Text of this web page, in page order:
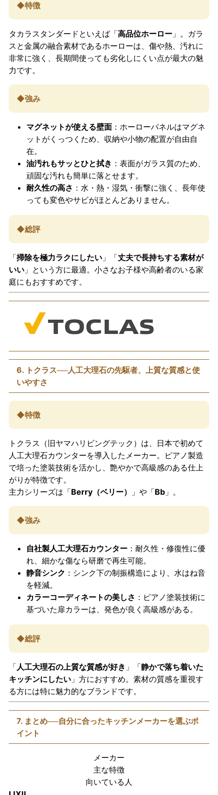
◆特徴
タカラスタンダードといえば「高品位ホーロー」。ガラ
スと金属の融合素材であるホーローは、傷や熱、汚れに
非常に強く、長期間使っても劣化しにくい点が最大の魅
力です。
◆強み
マグネットが使える壁面：ホーローパネルはマグネ
ットがくっつくため、収納や小物の配置が自由自
在。
油汚れもサッとひと拭き ：表面がガラス質のため、
頑固な汚れも簡単に落とせます。
耐久性の高さ ：水・熱・湿気・衝撃に強く、長年使
っても変色やサビがほとんどありません。
◆総評
「掃除を極力ラクにしたい」「丈夫で長持ちする素材が
いい」という方に最適。小さなお子様や高齢者のいる家
庭にもおすすめです。
6. トクラス──人工大理石の先駆者、上質な質感と使
いやすさ
◆特徴
トクラス（旧ヤマハリビングテック）は、日本で初めて
人工大理石カウンターを導入したメーカー。ピアノ製造
で培った塗装技術を活かし、艶やかで高級感のある仕上
がりが特徴です。
主力シリーズは「Berry（ベリー） 」や「Bb」。
◆強み
自社製人工大理石カウンター：耐久性・修復性に優
れ、細かな傷なら研磨で再生可能。
静音シンク ：シンク下の制振構造により、水はね音
を軽減。
カラーコーディネートの美しさ ：ピアノ塗装技術に
基づいた扉カラーは、発色が良く高級感がある。
◆総評
「 人工大理石の上質な質感が好き 」「静かで落ち着いた
キッチンにしたい」方におすすめ。素材の質感を重視す
る方には特に魅力的なブランドです。
7. まとめ──自分に合ったキッチンメーカーを選ぶポ
イント
メーカー
主な特徴
向いている人